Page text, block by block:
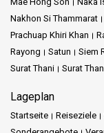
Nakhon Si Thammarat
Prachuap Khiri Khan
Rayong
Satun Siem
Surat Thani
Surat
Lageplan
Startseite Reiseziele